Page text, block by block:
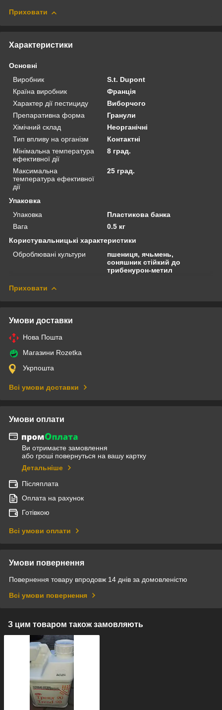
Приховати
Характеристики
Основні
Виробник
S.t. Dupont
Країна виробник
Франція
Характер дії пестициду
Виборчого
Препаративна форма
Гранули
Хімічний склад
Неорганічні
Тип впливу на організм
Контактні
Мінімальна температура
ефективної дії
8 град.
Максимальна
температура ефективної
дії
25 град.
Упаковка
Упаковка
Пластикова банка
Вага
0.5 кг
Користувальницькі характеристики
Оброблювані культури
пшениця, ячьмень,
соняшник стійкий до
трибенурон-метил
Приховати
Умови доставки
Нова Пошта
Магазини Rozetka
Укрпошта
Всі умови доставки
Умови оплати
Ви отримаєте замовлення
або гроші повернуться на вашу картку
Детальніше
Післяплата
Оплата на рахунок
Готівкою
Всі умови оплати
Умови повернення
Повернення товару впродовж 14 днів за домовленістю
Всі умови повернення
З цим товаром також замовляють